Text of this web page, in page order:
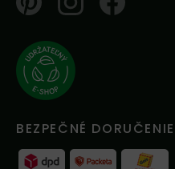
PinterestInstagramFacebook
BEZPEČNÉ DORUČENIE